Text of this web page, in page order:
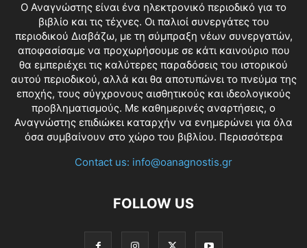
O Αναγνώστης είναι ένα ηλεκτρονικό περιοδικό για το
βιβλίο και τις τέχνες. Οι παλιοί συνεργάτες του
περιοδικού Διαβάζω, με τη σύμπραξη νέων συνεργατών,
αποφασίσαμε να προχωρήσουμε σε κάτι καινούριο που
θα εμπεριέχει τις καλύτερες παραδόσεις του ιστορικού
αυτού περιοδικού, αλλά και θα αποτυπώνει το πνεύμα της
εποχής, τους σύγχρονους αισθητικούς και ιδεολογικούς
προβληματισμούς. Με καθημερινές αναρτήσεις, ο
Αναγνώστης επιδιώκει καταρχήν να ενημερώνει για όλα
όσα συμβαίνουν στο χώρο του βιβλίου. Περισσότερα
Contact us: info@oanagnostis.gr
FOLLOW US